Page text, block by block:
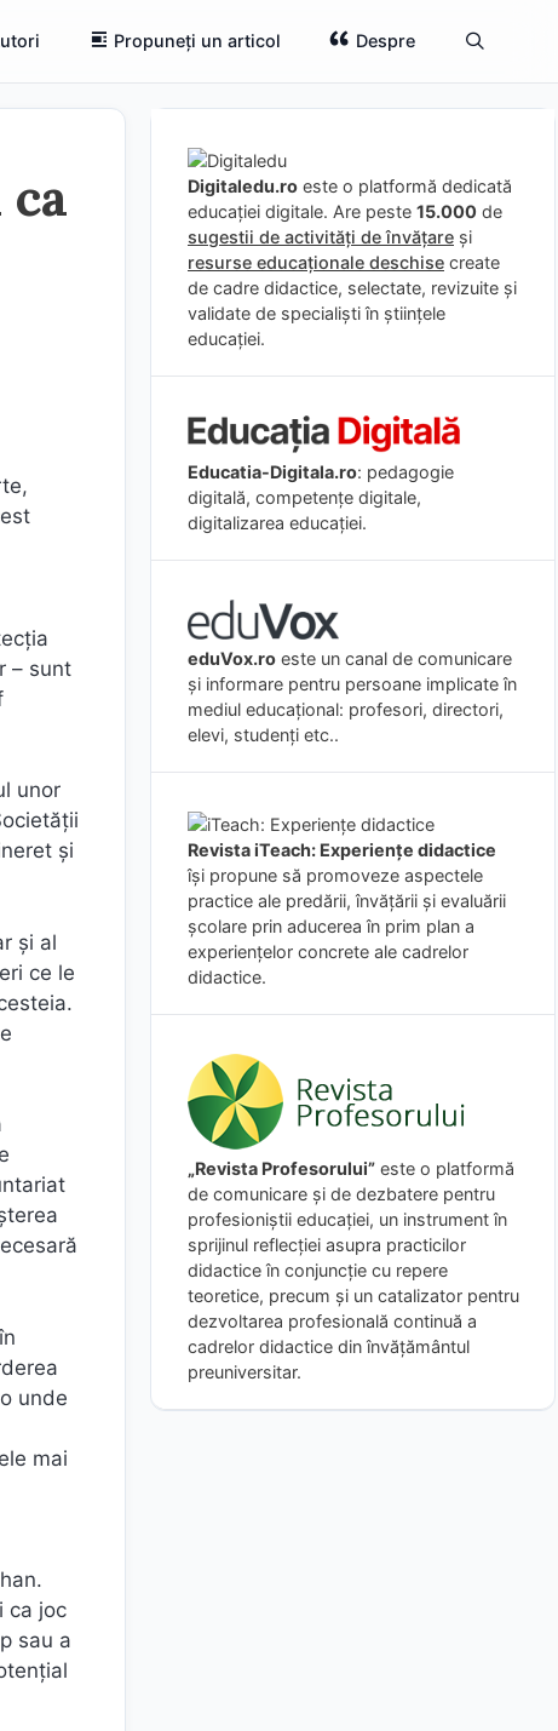
Propuneți un articol Despre
– sunt
unor
și
și al
ce le
unde
mai
ca joc
sau a
Digitaledu.ro este o platformă dedicată
educației digitale. Are peste 15.000 de
sugestii de activități de învățare și
resurse educaționale deschise create
de cadre didactice, selectate, revizuite și
validate de specialiști în științele
educației.
Educatia-Digitala.ro: pedagogie
digitală, competențe digitale,
digitalizarea educației.
eduVox.ro este un canal de comunicare
și informare pentru persoane implicate în
mediul educațional: profesori, directori,
elevi, studenți etc..
Revista iTeach: Experienţe didactice
îşi propune să promoveze aspectele
practice ale predării, învăţării şi evaluării
şcolare prin aducerea în prim plan a
experienţelor concrete ale cadrelor
didactice.
„Revista Profesorului” este o platformă
de comunicare și de dezbatere pentru
profesioniștii educației, un instrument în
sprijinul reflecției asupra practicilor
didactice în conjuncție cu repere
teoretice, precum și un catalizator pentru
dezvoltarea profesională continuă a
cadrelor didactice din învățământul
preuniversitar.